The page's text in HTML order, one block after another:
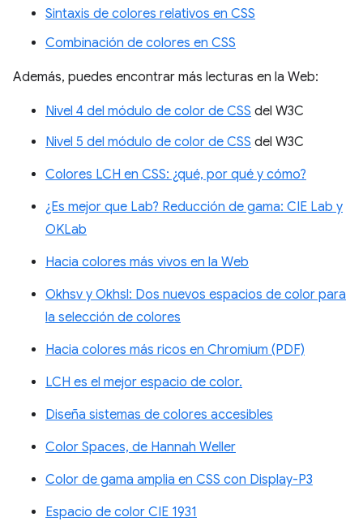
Sintaxis de colores relativos en CSS
Combinación de colores en CSS
Además, puedes encontrar más lecturas en la Web:
Nivel 4 del módulo de color de CSS del W3C
Nivel 5 del módulo de color de CSS del W3C
Colores LCH en CSS: ¿qué, por qué y cómo?
¿Es mejor que Lab? Reducción de gama: CIE Lab y
OKLab
Hacia colores más vivos en la Web
Okhsv y Okhsl: Dos nuevos espacios de color para
la selección de colores
Hacia colores más ricos en Chromium (PDF)
LCH es el mejor espacio de color.
Diseña sistemas de colores accesibles
Color Spaces, de Hannah Weller
Color de gama amplia en CSS con Display-P3
Espacio de color CIE 1931